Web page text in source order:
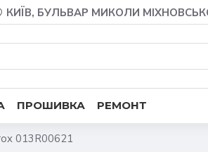
КИЇВ, БУЛЬВАР МИКОЛИ
ПРОШИВКА РЕМОНТ
013R00621